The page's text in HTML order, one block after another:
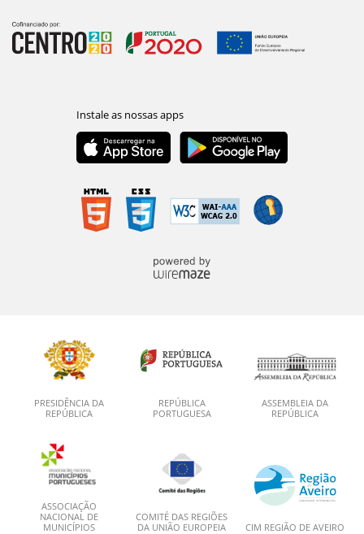
PRESIDÊNCIA DA
REPÚBLICA
REPÚBLICA
PORTUGUESA
ASSEMBLEIA DA
REPÚBLICA
ASSOCIAÇÃO
NACIONAL DE
MUNICÍPIOS
COMITÉ DAS REGIÕES
DA UNIÃO EUROPEIA
CIM REGIÃO DE AVEIRO